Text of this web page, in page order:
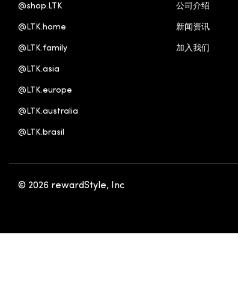
@shop.LTK
@LTK.home
@LTK.family
@LTK.asia
@LTK.europe
@LTK.australia
@LTK.brasil
公司介绍
新闻资讯
加入我们
© 2026 rewardStyle, Inc